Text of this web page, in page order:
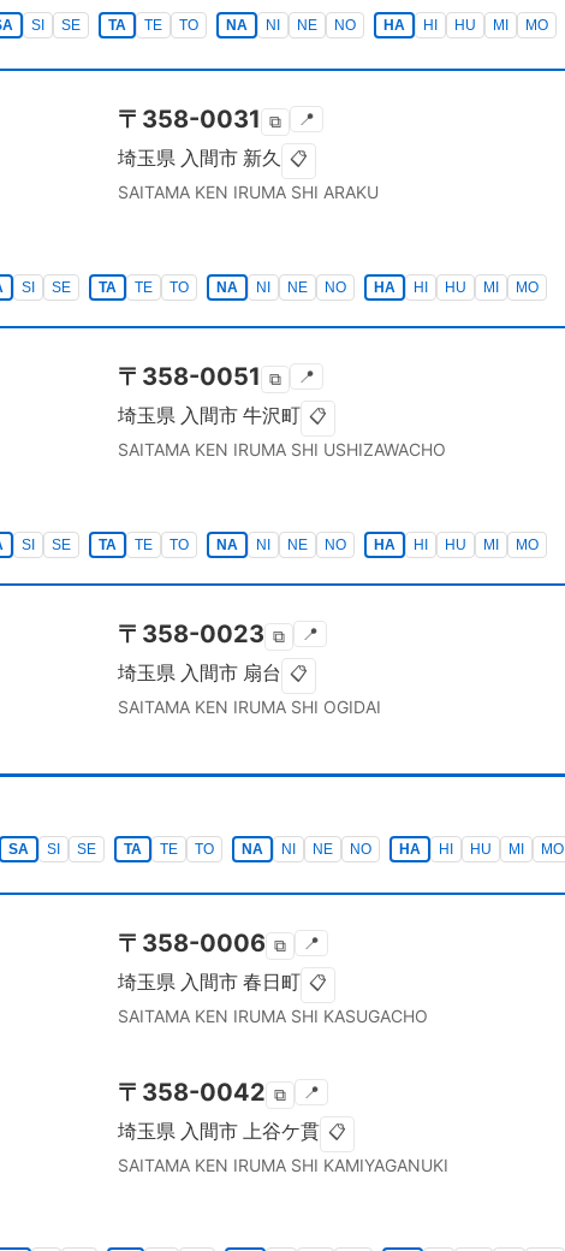
SI SE TA TE TO NA NI NE NO HA HI HU MI MO
〒 358-0031 ⧉ 📍
埼玉県 入間市 新久 📋
SAITAMA KEN IRUMA SHI ARAKU
SI SE TA TE TO NA NI NE NO HA HI HU MI MO
〒 358-0051 ⧉ 📍
埼玉県 入間市 牛沢町 📋
SAITAMA KEN IRUMA SHI USHIZAWACHO
SI SE TA TE TO NA NI NE NO HA HI HU MI MO
〒 358-0023 ⧉ 📍
埼玉県 入間市 扇台 📋
SAITAMA KEN IRUMA SHI OGIDAI
SA SI SE TA TE TO NA NI NE NO HA HI HU MI MO
〒 358-0006 ⧉ 📍
埼玉県 入間市 春日町 📋
SAITAMA KEN IRUMA SHI KASUGACHO
〒 358-0042 ⧉ 📍
埼玉県 入間市 上谷ケ貫 📋
SAITAMA KEN IRUMA SHI KAMIYAGANUKI